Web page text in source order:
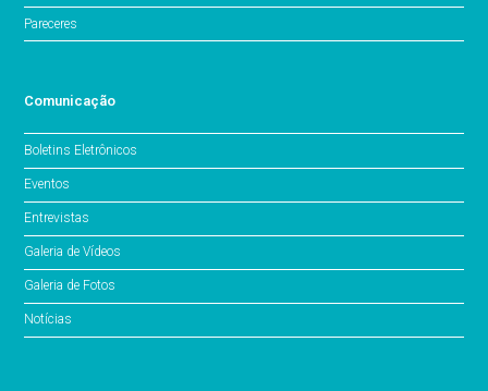
Pareceres
Comunicação
Boletins Eletrônicos
Eventos
Entrevistas
Galeria de Vídeos
Galeria de Fotos
Notícias